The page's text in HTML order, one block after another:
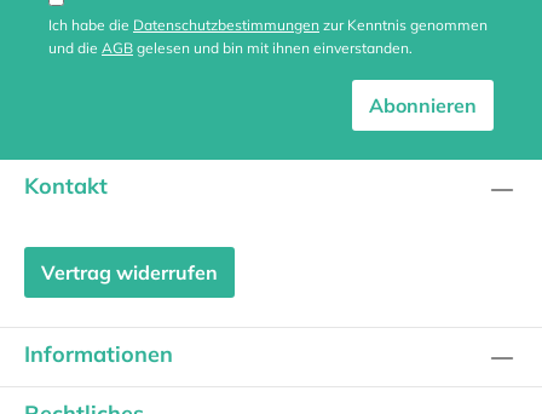
Ich habe die Datenschutzbestimmungen zur Kenntnis genommen
und die AGB gelesen und bin mit ihnen einverstanden.
Abonnieren
Kontakt
Vertrag widerrufen
Informationen